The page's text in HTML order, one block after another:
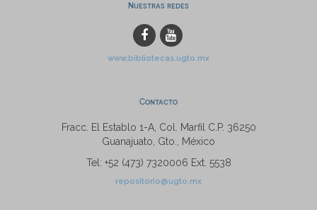
Nuestras redes
www.bibliotecas.ugto.mx
Contacto
Fracc. El Establo 1-A, Col. Marfil C.P. 36250
Guanajuato, Gto., México
Tel: +52 (473) 7320006 Ext. 5538
repositorio@ugto.mx